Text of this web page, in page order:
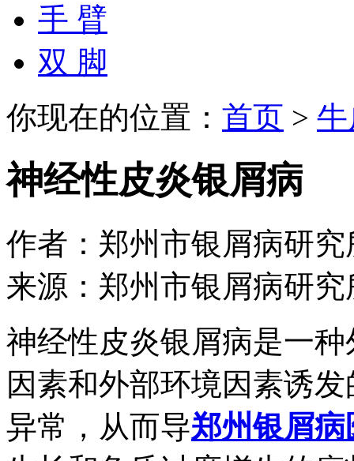
手 臂
双 脚
你现在的位置： 首页 >
神经性皮炎银屑病
作者：郑州市银屑病研究
来源：郑州市银屑病研究
神经性皮炎银屑病是一
因素和外部环境因素诱
异常，从而导郑州银屑病